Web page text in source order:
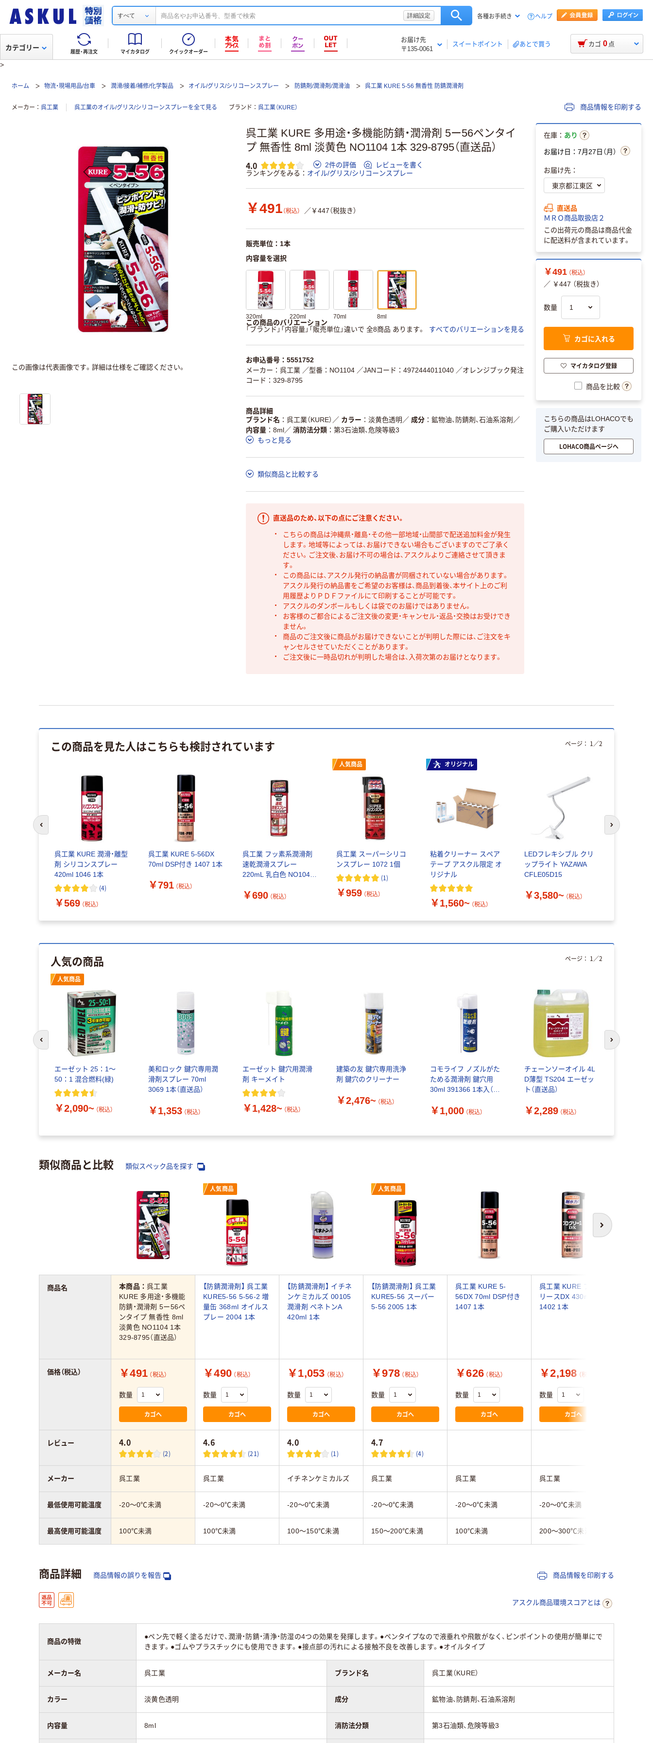
すべて 詳細設定 各種お手続き ヘルプ
履歴・再注文 マイカタログ クイックオーダー
お届け先
〒135-0061
スイートポイント あとで買う
カテゴリー カゴ 0 点
>
ホーム 物流・現場用品/台車 潤滑/接着/補修/化学製品 オイル/グリス/シリコーンスプレー 防錆剤/潤滑剤/潤滑油 呉工業 KURE 5-56 無香性 防錆潤滑剤
メーカー 呉工業 呉工業のオイル/グリス/シリコーンスプレーを全て見る ブランド 呉工業（KURE） 商品情報を印刷する
呉工業 KURE 多用途・多機能防錆・潤滑剤 5ー56ペンタイ
プ 無香性 8ml 淡黄色 NO1104 1本 329-8795（直送品）
4.0 2件の評価
レビューを書く
ランキングをみる
オイル/グリス/シリコーンスプレー
￥491 （税込） ／￥447（税抜き）
販売単位：1本
内容量を選択
320ml 220ml 70ml 8ml
この商品のバリエーション
「ブランド」「内容量」「販売単位」違いで 全8商品 あります。
すべてのバリエーションを見る
お申込番号：5551752
メーカー：呉工業 ／型番：NO1104 ／JANコード：4972444011040 ／オレンジブック発注
コード：329-8795
商品詳細
ブランド名
呉工業（KURE） ／ カラー 淡黄色透明 ／ 成分 鉱物油、防錆剤、石油系溶剤 ／
内容量
8ml／ 消防法分類
第3石油類、危険等級3
もっと見る
類似商品と比較する
直送品のため、以下の点にご注意ください。
こちらの商品は沖縄県・離島・その他一部地域・山間部で配送追加料金が発生
します。地域等によっては、お届けできない場合もございますのでご了承く
ださい。ご注文後、お届け不可の場合は、アスクルよりご連絡させて頂きま
す。
この商品には、アスクル発行の納品書が同梱されていない場合があります。
アスクル発行の納品書をご希望のお客様は、商品到着後、本サイト上のご利
用履歴よりＰＤＦファイルにて印刷することが可能です。
アスクルのダンボールもしくは袋でのお届けではありません。
お客様のご都合によるご注文後の変更・キャンセル・返品・交換はお受けでき
ません。
商品のご注文後に商品がお届けできないことが判明した際には、ご注文をキ
ャンセルさせていただくことがあります。
ご注文後に一時品切れが判明した場合は、入荷次第のお届けとなります。
この画像は代表画像です。詳細は仕様をご確認ください。
在庫： あり
お届け日：7月27日（月）
お届け先：
直送品
ＭＲＯ商品取扱店２
この出荷元の商品は商品代金
に配送料が含まれています。
￥491 （税込）
／ ￥447 （税抜き）
数量
カゴに入れる
マイカタログ登録
商品を比較
こちらの商品はLOHACOでも
ご購入いただけます
LOHACO商品ページへ
この商品を見た人はこちらも検討されています
呉工業 KURE 潤滑・離型
剤 シリコンスプレー
420ml 1046 1本
(4)
￥569 （税込）
呉工業 KURE 5-56DX
70ml DSP付き 1407 1本
￥791 （税込）
呉工業 フッ素系潤滑剤
速乾潤滑スプレー
220mL 乳白色 NO1043
品）
￥690 （税込）
人気商品
呉工業 スーパーシリコ
ンスプレー 1072 1個
(1)
￥959 （税込）
オリジナル
粘着クリーナー スペア
テープ アスクル限定 オ
リジナル
￥1,560~ （税込）
LEDフレキシブル クリ
ップライト YAZAWA
CFLE05D15
￥3,580~ （税込）
ページ： 1 ／2
前のスライドへ 次のスライド
人気の商品
人気商品
エーゼット 25：1～
50：1 混合燃料(緑)
￥2,090~ （税込）
美和ロック 鍵穴専用潤
滑剤スプレー 70ml
3069 1本（直送品）
￥1,353 （税込）
エーゼット 鍵穴用潤滑
剤 キーメイト
￥1,428~ （税込）
建築の友 鍵穴専用洗浄
剤 鍵穴のクリーナー
￥2,476~ （税込）
コモライフ ノズルがた
ためる潤滑剤 鍵穴用
30ml 391366 1本入（直
￥1,000 （税込）
チェーンソーオイル 4L
D薄型 TS204 エーゼッ
ト（直送品）
￥2,289 （税込）
ページ： 1 ／2
前のスライドへ 次のスライド
類似商品と比較 類似スペック品を探す
次へ
人気商品 人気商品
本商品：呉工業
KURE 多用途・多機能
防錆・潤滑剤 5ー56ペ
ンタイプ 無香性 8ml
淡黄色 NO1104 1本
329-8795（直送品）
【防錆潤滑剤】 呉工業
KURE5-56 5-56-2 増
量缶 368ml オイルス
プレー 2004 1本
【防錆潤滑剤】 イチネ
ンケミカルズ 00105
潤滑剤 ペネトンA
420ml 1本
【防錆潤滑剤】 呉工業
KURE5-56 スーパー
5-56 2005 1本
呉工業 KURE 5-
56DX 70ml DSP付き
1407 1本
呉工業 KURE プログ
リースDX 430ml
1402 1本
￥491 （税込）
数量
カゴへ
￥490 （税込）
数量
カゴへ
￥1,053 （税込）
数量
カゴへ
￥978 （税込）
数量
カゴへ
￥626 （税込）
数量
カゴへ
￥2,198 （税込）
数量
カゴへ
4.0
(2)
4.6
(21)
4.0
(1)
4.7
(4)
呉工業 呉工業 イチネンケミカルズ 呉工業 呉工業 呉工業
-20～0℃未満 -20～0℃未満 -20～0℃未満 -20～0℃未満 -20～0℃未満 -20～0℃未満
100℃未満 100℃未満 100～150℃未満 150～200℃未満 100℃未満 200～300℃未満
商品名
価格（税込）
レビュー
メーカー
最低使用可能温度
最高使用可能温度
商品詳細 商品情報の誤りを報告 商品情報を印刷する
アスクル商品環境スコアとは
商品の特徴
●ペン先で軽く塗るだけで、潤滑・防錆・清浄・防湿の4つの効果を発揮します。●ペンタイプなので液垂れや飛散がなく、ピンポイントの使用が簡単にで
きます。●ゴムやプラスチックにも使用できます。●接点部の汚れによる接触不良を改善します。●オイルタイプ
メーカー名 呉工業 ブランド名 呉工業（KURE）
カラー 淡黄色透明 成分 鉱物油、防錆剤、石油系溶剤
内容量 8ml 消防法分類 第3石油類、危険等級3